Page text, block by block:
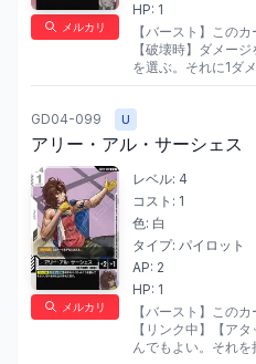
メルカリ
HP: 1
【バースト】この
【破壊時】ダメー
を選ぶ。それに1ダ
GD04-099 U
アリー・アル・サーシェス
メルカリ
レベル: 4
コスト: 1
色: 白
タイプ: パイロット
AP: 2
HP: 1
【バースト】この
【リンク中】【ア
んでもよい。それを